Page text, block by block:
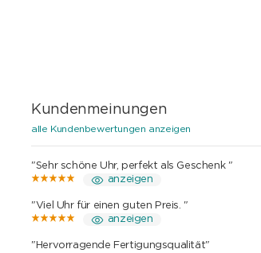
Kundenmeinungen
alle Kundenbewertungen anzeigen
"Sehr schöne Uhr, perfekt als Geschenk "
anzeigen
"Viel Uhr für einen guten Preis. "
anzeigen
"Hervorragende Fertigungsqualität"